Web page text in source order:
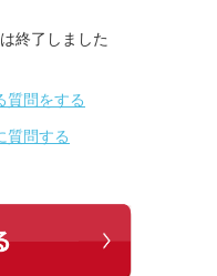
終了しました
質問をする
質問する